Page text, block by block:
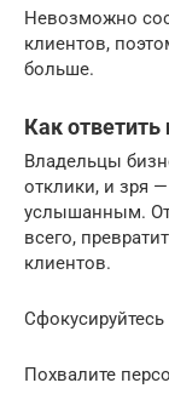
Невозможно
клиентов,
больше.
Как
Владельцы
отклики, и зря
услышанным.
всего,
клиентов.
Похвалите